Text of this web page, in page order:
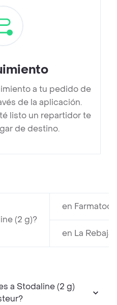
a tu pedido de
de la aplicación.
listo un repartidor te
de destino.
(2 g)?
en
en La
a Stodaline (2 g)